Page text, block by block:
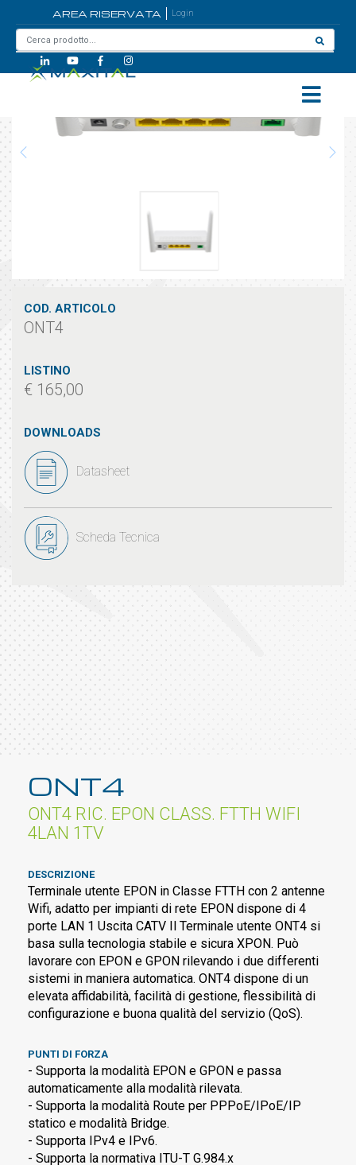
AREA RISERVATA Login
ONT4
COD. ARTICOLO
ONT4
LISTINO
€ 165,00
DOWNLOADS
Datasheet
Scheda Tecnica
ONT4
ONT4 RIC. EPON CLASS. FTTH WIFI
4LAN 1TV
DESCRIZIONE
Terminale utente EPON in Classe FTTH con 2 antenne
Wifi, adatto per impianti di rete EPON dispone di 4
porte LAN 1 Uscita CATV Il Terminale utente ONT4 si
basa sulla tecnologia stabile e sicura XPON. Può
lavorare con EPON e GPON rilevando i due differenti
sistemi in maniera automatica. ONT4 dispone di un
elevata affidabilità, facilità di gestione, flessibilità di
configurazione e buona qualità del servizio (QoS).
PUNTI DI FORZA
- Supporta la modalità EPON e GPON e passa
automaticamente alla modalità rilevata.
- Supporta la modalità Route per PPPoE/IPoE/IP
statico e modalità Bridge.
- Supporta IPv4 e IPv6.
- Supporta la normativa ITU-T G.984.x